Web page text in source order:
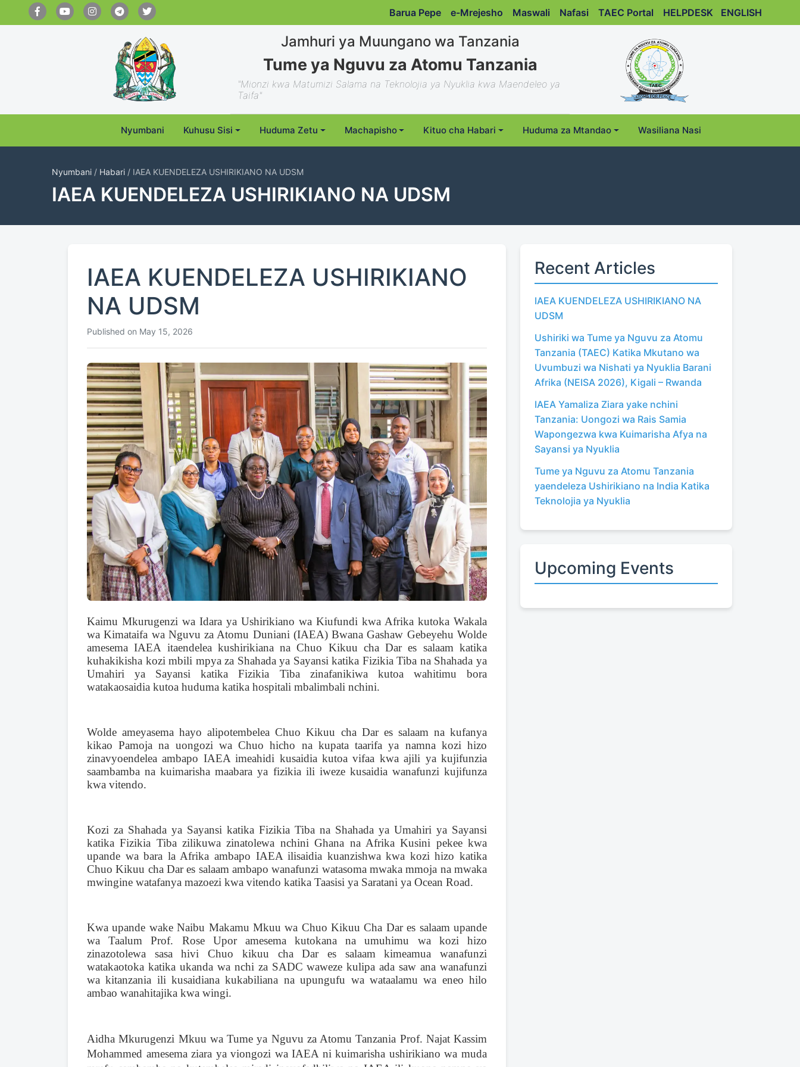
Barua Pepe e-Mrejesho Maswali Nafasi TAEC Portal HELPDESK ENGLISH
Jamhuri ya Muungano wa Tanzania
Tume ya Nguvu za Atomu Tanzania
"Mionzi kwa Matumizi Salama na Teknolojia ya Nyuklia kwa Maendeleo ya
Taifa"
Nyumbani Kuhusu Sisi Huduma Zetu Machapisho Kituo cha Habari Huduma za Mtandao Wasiliana Nasi
Nyumbani / Habari / IAEA KUENDELEZA USHIRIKIANO NA UDSM
IAEA KUENDELEZA USHIRIKIANO NA UDSM
IAEA KUENDELEZA USHIRIKIANO
NA UDSM
Published on May 15, 2026
Kaimu Mkurugenzi wa Idara ya Ushirikiano wa Kiufundi kwa Afrika kutoka Wakala
wa Kimataifa wa Nguvu za Atomu Duniani (IAEA) Bwana Gashaw Gebeyehu Wolde
amesema IAEA itaendelea kushirikiana na Chuo Kikuu cha Dar es salaam katika
kuhakikisha kozi mbili mpya za Shahada ya Sayansi katika Fizikia Tiba na Shahada ya
Umahiri ya Sayansi katika Fizikia Tiba zinafanikiwa kutoa wahitimu bora
watakaosaidia kutoa huduma katika hospitali mbalimbali nchini.
Wolde ameyasema hayo alipotembelea Chuo Kikuu cha Dar es salaam na kufanya
kikao Pamoja na uongozi wa Chuo hicho na kupata taarifa ya namna kozi hizo
zinavyoendelea ambapo IAEA imeahidi kusaidia kutoa vifaa kwa ajili ya kujifunzia
saambamba na kuimarisha maabara ya fizikia ili iweze kusaidia wanafunzi kujifunza
kwa vitendo.
Kozi za Shahada ya Sayansi katika Fizikia Tiba na Shahada ya Umahiri ya Sayansi
katika Fizikia Tiba zilikuwa zinatolewa nchini Ghana na Afrika Kusini pekee kwa
upande wa bara la Afrika ambapo IAEA ilisaidia kuanzishwa kwa kozi hizo katika
Chuo Kikuu cha Dar es salaam ambapo wanafunzi watasoma mwaka mmoja na mwaka
mwingine watafanya mazoezi kwa vitendo katika Taasisi ya Saratani ya Ocean Road.
Kwa upande wake Naibu Makamu Mkuu wa Chuo Kikuu Cha Dar es salaam upande
wa Taalum Prof. Rose Upor amesema kutokana na umuhimu wa kozi hizo
zinazotolewa sasa hivi Chuo kikuu cha Dar es salaam kimeamua wanafunzi
watakaotoka katika ukanda wa nchi za SADC waweze kulipa ada saw ana wanafunzi
wa kitanzania ili kusaidiana kukabiliana na upungufu wa wataalamu wa eneo hilo
ambao wanahitajika kwa wingi.
Aidha Mkurugenzi Mkuu wa Tume ya Nguvu za Atomu Tanzania Prof. Najat Kassim
Mohammed amesema ziara ya viongozi wa IAEA ni kuimarisha ushirikiano wa muda
Recent Articles
IAEA KUENDELEZA USHIRIKIANO NA
UDSM
Ushiriki wa Tume ya Nguvu za Atomu
Tanzania (TAEC) Katika Mkutano wa
Uvumbuzi wa Nishati ya Nyuklia Barani
Afrika (NEISA 2026), Kigali – Rwanda
IAEA Yamaliza Ziara yake nchini
Tanzania: Uongozi wa Rais Samia
Wapongezwa kwa Kuimarisha Afya na
Sayansi ya Nyuklia
Tume ya Nguvu za Atomu Tanzania
yaendeleza Ushirikiano na India Katika
Teknolojia ya Nyuklia
Upcoming Events